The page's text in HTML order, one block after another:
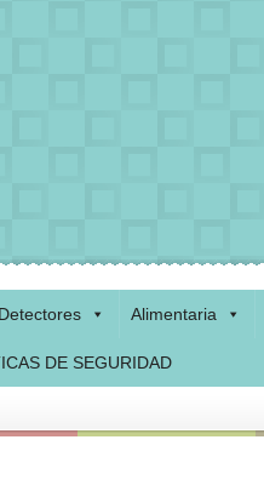
Detectores Alimentaria
DE SEGURIDAD